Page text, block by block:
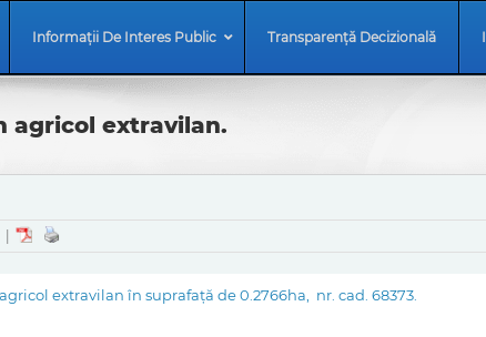
Informații De Interes Public Transparență Decizională
agricol extravilan.
extravilan în suprafață de 0.2766ha, nr. cad. 68373.